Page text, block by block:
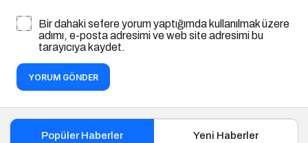
Bir dahaki sefere yorum yaptığımda kullanılmak üzere
adımı, e-posta adresimi ve web site adresimi bu
tarayıcıya kaydet.
YORUM GÖNDER
Popüler Haberler Yeni Haberler